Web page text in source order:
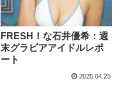
FRESH！な石井優希：週
末グラビアアイドルレポ
ート
2025.04.25